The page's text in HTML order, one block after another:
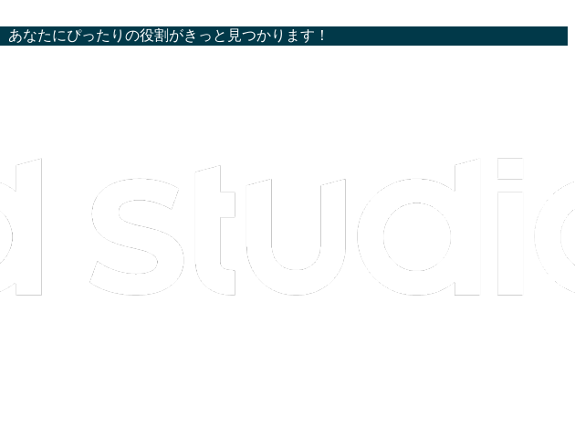
、あなたにぴったりの役割がきっと見つかります！